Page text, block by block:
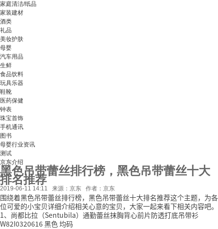
家庭清洁/纸品
家装建材
酒类
礼品
美妆护肤
母婴
汽车用品
生鲜
食品饮料
玩具乐器
鞋靴
医药保健
钟表
珠宝首饰
手机通讯
图书
母婴行业资讯
测试
京东介绍
黑色吊带蕾丝排行榜，黑色吊带蕾丝十大
排名推荐
2019-06-11 14:11 来源：京东 作者：京东
围绕着黑色吊带蕾丝排行榜，黑色吊带蕾丝十大排名推荐这个主题，为各
位可爱的小宝贝详细介绍相关心意的宝贝，大家一起来看下相关内容吧。
1、尚都比拉（Sentubila）通勤蕾丝抹胸背心前片防透打底吊带衫
W82I0320616 黑色 均码